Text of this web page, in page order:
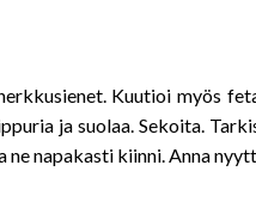
Kuutioi myös
ja suolaa. Sekoita.
napakasti kiinni. Anna